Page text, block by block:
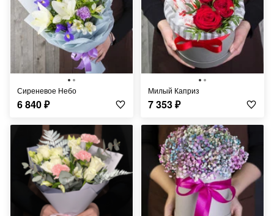
Сиреневое Небо
6 840₽
Милый Каприз
7 353₽